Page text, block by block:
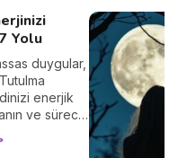
Yolu
duygular,
enerjik
ve süreci
7 basit
🛡️🌒